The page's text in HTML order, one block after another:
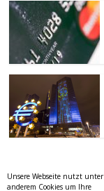
Unsere Webseite nutzt unter
anderem Cookies um Ihre